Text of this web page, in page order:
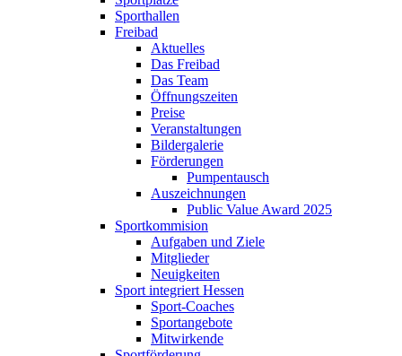
Sporthallen
Freibad
Aktuelles
Das Freibad
Das Team
Öffnungszeiten
Preise
Veranstaltungen
Bildergalerie
Förderungen
Pumpentausch
Auszeichnungen
Public Value Award 2025
Sportkommision
Aufgaben und Ziele
Mitglieder
Neuigkeiten
Sport integriert Hessen
Sport-Coaches
Sportangebote
Mitwirkende